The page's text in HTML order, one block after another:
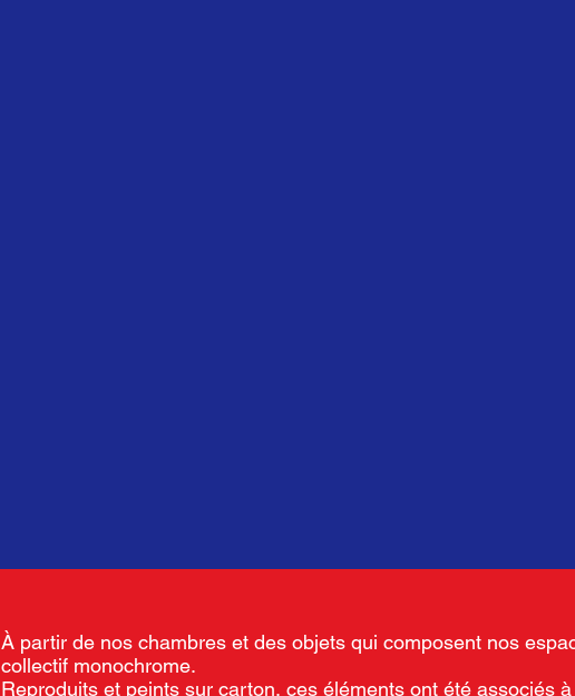
À partir de nos chambres et des objets qui composent nos
collectif monochrome.
Reproduits et peints sur carton, ces éléments ont été associés